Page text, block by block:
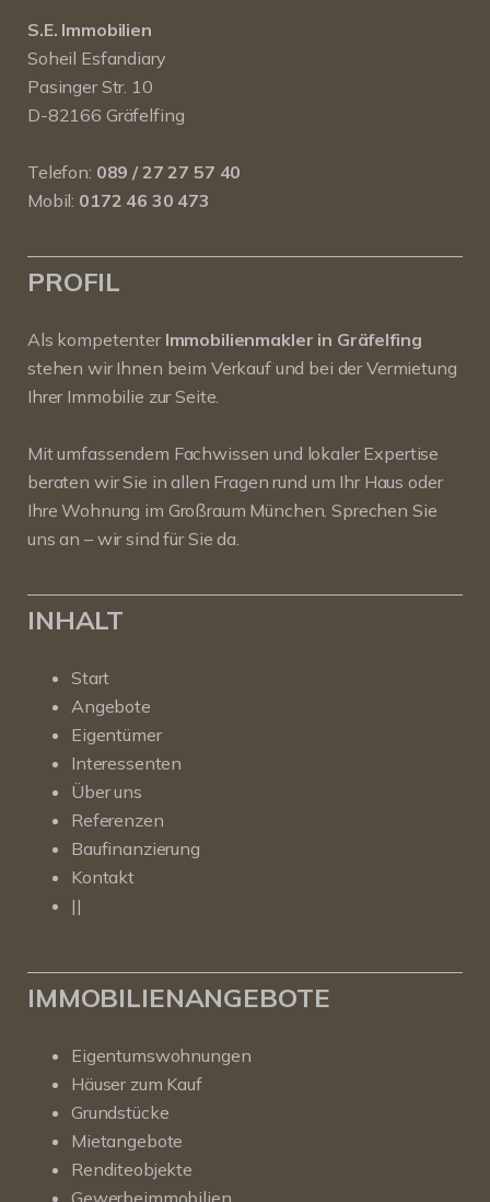
S.E. Immobilien
Soheil Esfandiary
Pasinger Str. 10
D-82166 Gräfelfing
Telefon: 089 / 27 27 57 40
Mobil: 0172 46 30 473
PROFIL
Als kompetenter Immobilienmakler in Gräfelfing
stehen wir Ihnen beim Verkauf und bei der Vermietung
Ihrer Immobilie zur Seite.
Mit umfassendem Fachwissen und lokaler Expertise
beraten wir Sie in allen Fragen rund um Ihr Haus oder
Ihre Wohnung im Großraum München. Sprechen Sie
uns an – wir sind für Sie da.
INHALT
Start
Angebote
Eigentümer
Interessenten
Über uns
Referenzen
Baufinanzierung
Kontakt
||
IMMOBILIENANGEBOTE
Eigentumswohnungen
Häuser zum Kauf
Grundstücke
Mietangebote
Renditeobjekte
Gewerbeimmobilien